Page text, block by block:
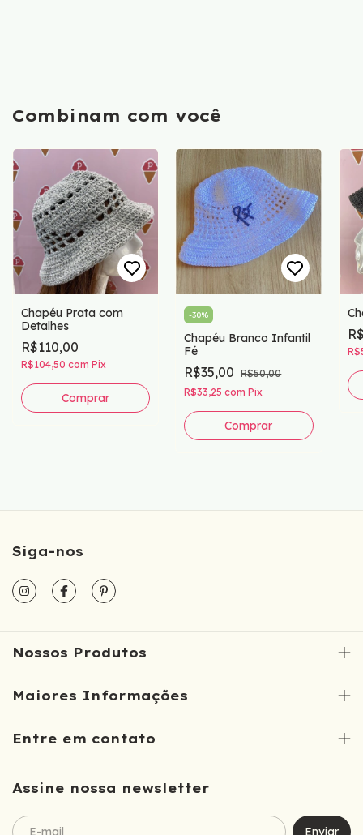
Combinam com você
Chapéu Prata com
Detalhes
R$110,00
R$104,50 com Pix
-30%
Chapéu Branco Infantil
Fé
R$35,00
R$50,00
R$33,25com Pix
Siga-nos
Nossos Produtos
Maiores Informações
Entre em contato
Assine nossa newsletter